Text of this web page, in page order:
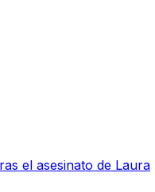
el asesinato de Laura